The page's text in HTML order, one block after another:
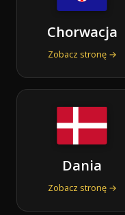
Chorwacja
Zobacz stronę →
Dania
Zobacz stronę →